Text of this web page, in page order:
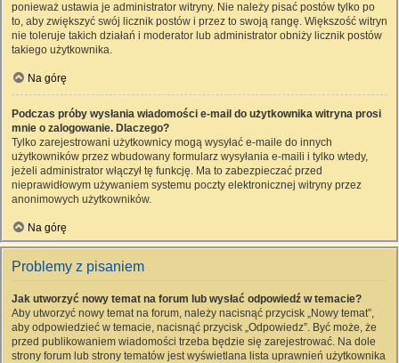
ponieważ ustawia je administrator witryny. Nie należy pisać postów tylko po
to, aby zwiększyć swój licznik postów i przez to swoją rangę. Większość witryn
nie toleruje takich działań i moderator lub administrator obniży licznik postów
takiego użytkownika.
Na górę
Podczas próby wysłania wiadomości e-mail do użytkownika witryna prosi
mnie o zalogowanie. Dlaczego?
Tylko zarejestrowani użytkownicy mogą wysyłać e-maile do innych
użytkowników przez wbudowany formularz wysyłania e-maili i tylko wtedy,
jeżeli administrator włączył tę funkcję. Ma to zabezpieczać przed
nieprawidłowym używaniem systemu poczty elektronicznej witryny przez
anonimowych użytkowników.
Na górę
Problemy z pisaniem
Jak utworzyć nowy temat na forum lub wysłać odpowiedź w temacie?
Aby utworzyć nowy temat na forum, należy nacisnąć przycisk „Nowy temat”,
aby odpowiedzieć w temacie, nacisnąć przycisk „Odpowiedz”. Być może, że
przed publikowaniem wiadomości trzeba będzie się zarejestrować. Na dole
strony forum lub strony tematów jest wyświetlana lista uprawnień użytkownika